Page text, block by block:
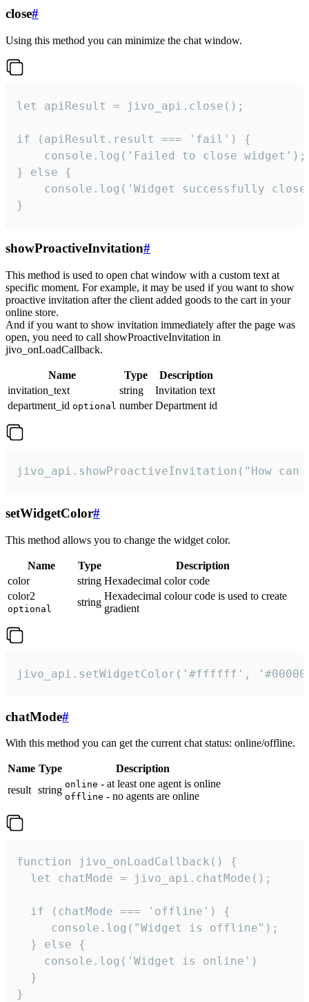
close#
Using this method you can minimize the chat window.
let apiResult = jivo_api.close();
if (apiResult.result === 'fail') {
    console.log('Failed to close widget');
} else {
console.log('Widget successfully
}
showProactiveInvitation#
This method is used to open chat window with a custom text at
specific moment. For example, it may be used if you want to show
proactive invitation after the client added goods to the cart in your
online store.
And if you want to show invitation immediately after the page was
open, you need to call showProactiveInvitation in
jivo_onLoadCallback.
Name Type
Description
invitation_text
string
Invitation text
department_id optional number Department id
jivo_api.showProactiveInvitation("How
setWidgetColor#
This method allows you to change the widget color.
Name Type
Description
color
string Hexadecimal color code
color2
optional
string
Hexadecimal colour code is used to create
gradient
jivo_api.setWidgetColor('#ffffff',
chatMode#
With this method you can get the current chat status: online/offline.
Name Type
Description
result string online - at least one agent is online
offline - no agents are online
function jivo_onLoadCallback() {
  let chatMode = jivo_api.chatMode();
  if (chatMode === 'offline') {
     console.log("Widget is offline");
  } else {
    console.log('Widget is online')
  }
}